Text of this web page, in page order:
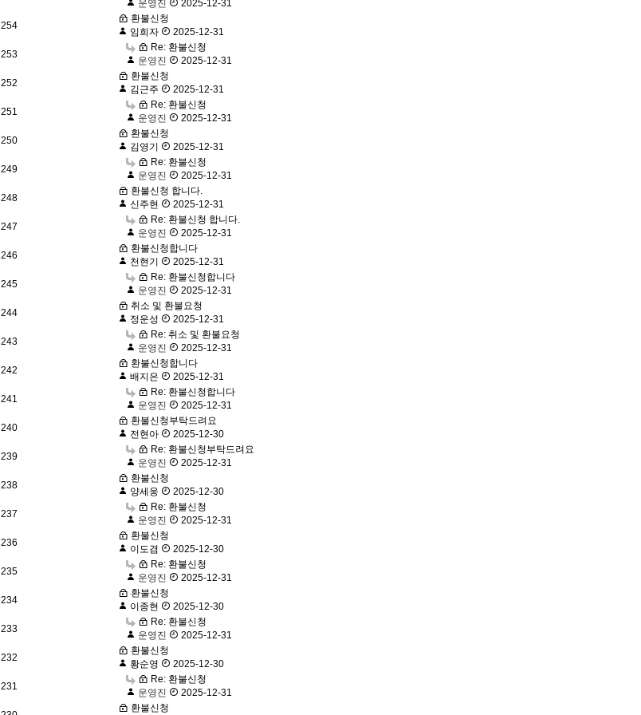
운영진
2025-12-31
254
환불신청
임희자
2025-12-31
253
Re: 환불신청
운영진
2025-12-31
252
환불신청
김근주
2025-12-31
251
Re: 환불신청
운영진
2025-12-31
250
환불신청
김영기
2025-12-31
249
Re: 환불신청
운영진
2025-12-31
248
환불신청 합니다.
신주현
2025-12-31
247
Re: 환불신청 합니다.
운영진
2025-12-31
246
환불신청합니다
천현기
2025-12-31
245
Re: 환불신청합니다
운영진
2025-12-31
244
취소 및 환불요청
정운성
2025-12-31
243
Re: 취소 및 환불요청
운영진
2025-12-31
242
환불신청합니다
배지은
2025-12-31
241
Re: 환불신청합니다
운영진
2025-12-31
240
환불신청부탁드려요
전현아
2025-12-30
239
Re: 환불신청부탁드려요
운영진
2025-12-31
238
환불신청
양세웅
2025-12-30
237
Re: 환불신청
운영진
2025-12-31
236
환불신청
이도겸
2025-12-30
235
Re: 환불신청
운영진
2025-12-31
234
환불신청
이종현
2025-12-30
233
Re: 환불신청
운영진
2025-12-31
232
환불신청
황순영
2025-12-30
231
Re: 환불신청
운영진
2025-12-31
환불신청